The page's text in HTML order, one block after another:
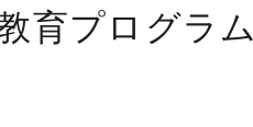
育プログラム